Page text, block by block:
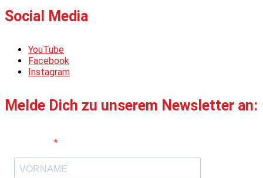
Social Media
YouTube
Facebook
Instagram
Melde Dich zu unserem Newsletter an: